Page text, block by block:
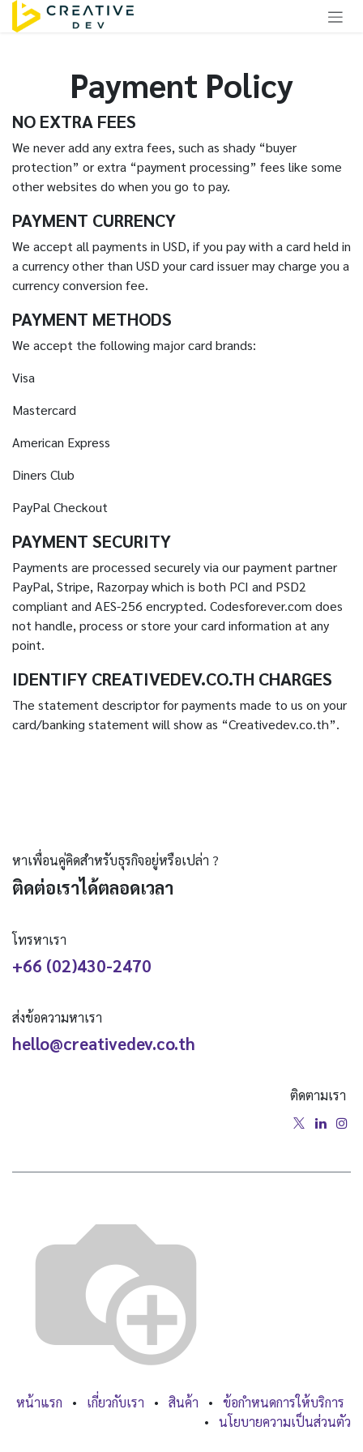
Skip to Content
Payment Policy
NO EXTRA FEES
We never add any extra fees, such as shady “buyer
protection” or extra “payment processing” fees like some
other websites do when you go to pay.
PAYMENT CURRENCY
We accept all payments in USD, if you pay with a card held in
a currency other than USD your card issuer may charge you a
currency conversion fee.
PAYMENT METHODS
We accept the following major card brands:
Visa
Mastercard
American Express
Diners Club
PayPal Checkout
PAYMENT SECURITY
Payments are processed securely via our payment partner
PayPal, Stripe, Razorpay which is both PCI and PSD2
compliant and AES-256 encrypted. Codesforever.com does
not handle, process or store your card information at any
point.
IDENTIFY CREATIVEDEV.CO.TH CHARGES
The statement descriptor for payments made to us on your
card/banking statement will show as “Creativedev.co.th”.
หาเพื่อนคู่คิดสำหรับธุรกิจอยู่หรือเปล่า ?
ติดต่อเราได้ตลอดเวลา
โทรหาเรา
+66 (02)430-2470
ส่งข้อความหาเรา
hello@creativedev.co.th
ติดตามเรา
หน้าแรก • เกี่ยวกับเรา • สินค้า •
ข้อกำหนดการให้บริการ
•
นโยบายความเป็นส่วนตัว